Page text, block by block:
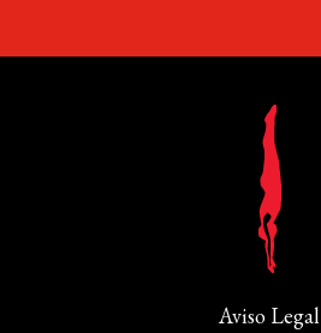
Aviso Legal